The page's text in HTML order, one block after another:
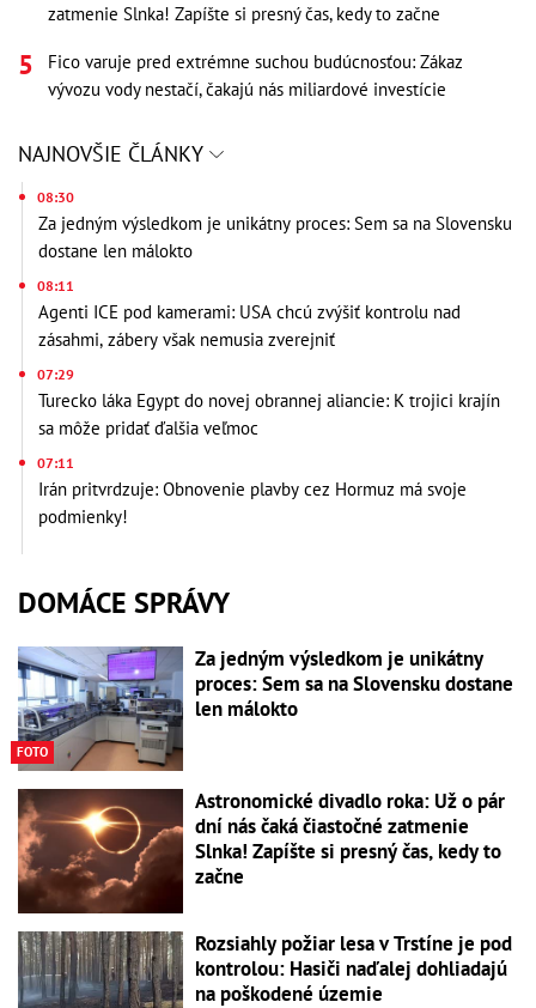
zatmenie Slnka! Zapíšte si presný čas, kedy to začne
Fico varuje pred extrémne suchou budúcnosťou: Zákaz
vývozu vody nestačí, čakajú nás miliardové investície
NAJNOVŠIE ČLÁNKY
08:30
Za jedným výsledkom je unikátny proces: Sem sa na Slovensku
dostane len málokto
08:11
Agenti ICE pod kamerami: USA chcú zvýšiť kontrolu nad
zásahmi, zábery však nemusia zverejniť
07:29
Turecko láka Egypt do novej obrannej aliancie: K trojici krajín
sa môže pridať ďalšia veľmoc
07:11
Irán pritvrdzuje: Obnovenie plavby cez Hormuz má svoje
podmienky!
DOMÁCE SPRÁVY
FOTO
Za jedným výsledkom je unikátny
proces: Sem sa na Slovensku dostane
len málokto
Astronomické divadlo roka: Už o pár
dní nás čaká čiastočné zatmenie
Slnka! Zapíšte si presný čas, kedy to
začne
Rozsiahly požiar lesa v Trstíne je pod
kontrolou: Hasiči naďalej dohliadajú
na poškodené územie